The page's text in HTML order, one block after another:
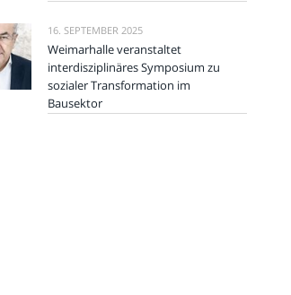
16. SEPTEMBER 2025
Weimarhalle veranstaltet
interdisziplinäres Symposium zu
sozialer Transformation im
Bausektor